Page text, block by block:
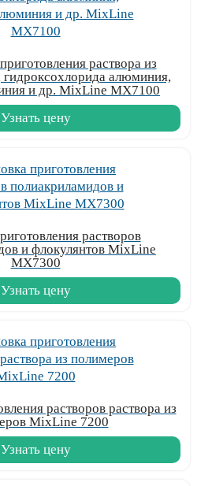
раствора из
гидроксохлорида алюминия,
и др. MixLine MX7100
Узнать цену
растворов
и флокулянтов MixLine
MX7300
Узнать цену
растворов раствора из
MixLine 7200
Узнать цену